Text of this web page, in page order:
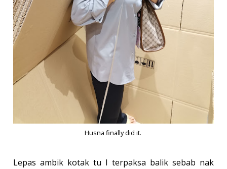
Husna finally did it.
Lepas ambik kotak tu I terpaksa balik sebab nak